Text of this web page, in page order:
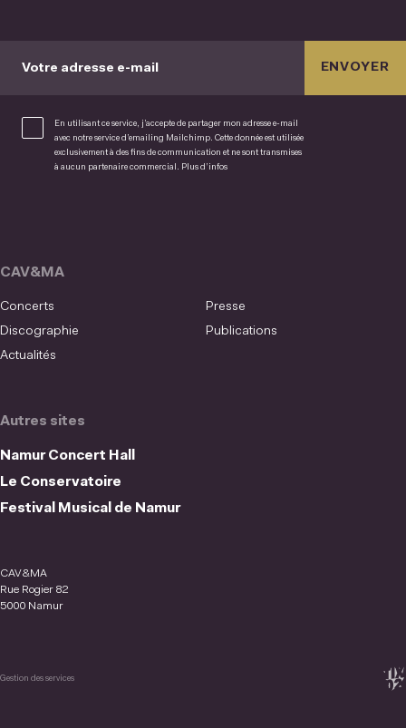
Votre adresse e-mail
En utilisant ce service, j’accepte de partager mon adresse e-mail
avec notre service d’emailing Mailchimp. Cette donnée est utilisée
exclusivement à des fins de communication et ne sont transmises
à aucun partenaire commercial. Plus d’infos
ENVOYER
Autres sites
Namur Concert Hall
Le Conservatoire
Festival Musical de Namur
CAV&MA
Concerts
Presse
Discographie
Publications
Actualités
CAV&MA
Rue Rogier 82
5000 Namur
Gestion des services